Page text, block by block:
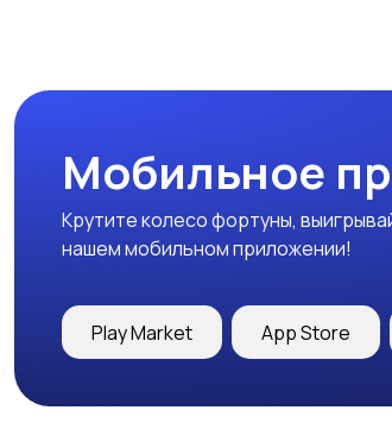
Мобильное
Крутите колесо фортуны,
нашем мобильном приложении!
Play Market App Store